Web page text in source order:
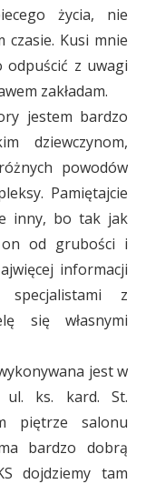
życia, nie
czasie. Kusi mnie
odpuścić z uwagi
zakładam.
jestem bardzo
dziewczynom,
powodów
Pamiętajcie
inny, bo tak jak
on od grubości i
informacji
z
się własnymi
jest w
ul. ks. kard. St.
piętrze salonu
bardzo dobrą
dojdziemy tam